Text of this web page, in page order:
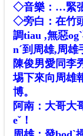
◇音樂：…緊
◇旁白：在竹
調tiau ,無惡
nˊ到周雄,周雄
陳俊男愛同李
埸下來向周雄
博。
阿南：大哥大
eˇ！